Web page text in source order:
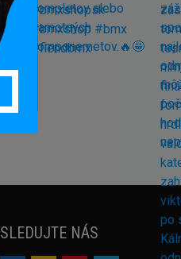
SLEDUJTE NÁS